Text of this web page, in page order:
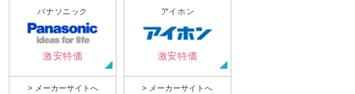
パナソニック
激安特価
> メーカーサイトへ
アイホン
激安特価
> メーカーサイトへ